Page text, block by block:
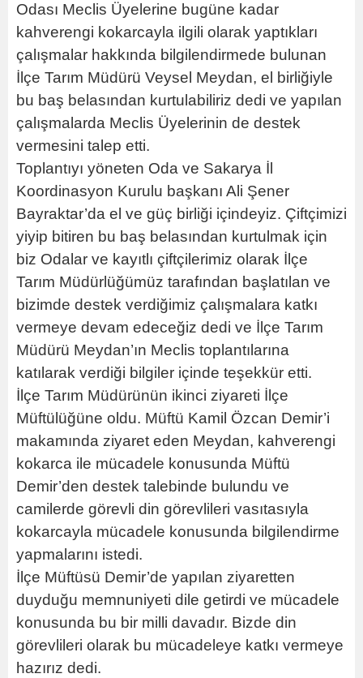
Odası Meclis Üyelerine bugüne kadar
kahverengi kokarcayla ilgili olarak yaptıkları
çalışmalar hakkında bilgilendirmede bulunan
İlçe Tarım Müdürü Veysel Meydan, el birliğiyle
bu baş belasından kurtulabiliriz dedi ve yapılan
çalışmalarda Meclis Üyelerinin de destek
vermesini talep etti.
Toplantıyı yöneten Oda ve Sakarya İl
Koordinasyon Kurulu başkanı Ali Şener
Bayraktar’da el ve güç birliği içindeyiz. Çiftçimizi
yiyip bitiren bu baş belasından kurtulmak için
biz Odalar ve kayıtlı çiftçilerimiz olarak İlçe
Tarım Müdürlüğümüz tarafından başlatılan ve
bizimde destek verdiğimiz çalışmalara katkı
vermeye devam edeceğiz dedi ve İlçe Tarım
Müdürü Meydan’ın Meclis toplantılarına
katılarak verdiği bilgiler içinde teşekkür etti.
İlçe Tarım Müdürünün ikinci ziyareti İlçe
Müftülüğüne oldu. Müftü Kamil Özcan Demir’i
makamında ziyaret eden Meydan, kahverengi
kokarca ile mücadele konusunda Müftü
Demir’den destek talebinde bulundu ve
camilerde görevli din görevlileri vasıtasıyla
kokarcayla mücadele konusunda bilgilendirme
yapmalarını istedi.
İlçe Müftüsü Demir’de yapılan ziyaretten
duyduğu memnuniyeti dile getirdi ve mücadele
konusunda bu bir milli davadır. Bizde din
görevlileri olarak bu mücadeleye katkı vermeye
hazırız dedi.